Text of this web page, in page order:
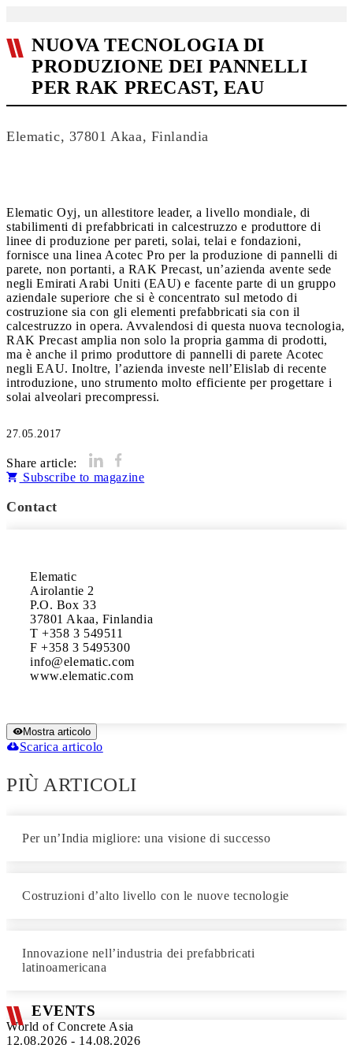
NUOVA TECNOLOGIA DI
PRODUZIONE DEI PANNELLI
PER RAK PRECAST, EAU
Elematic, 37801 Akaa, Finlandia
Elematic Oyj, un allestitore leader, a livello mondiale, di
stabilimenti di prefabbricati in calcestruzzo e produttore di
linee di produzione per pareti, solai, telai e fondazioni,
fornisce una linea Acotec Pro per la produzione di pannelli di
parete, non portanti, a RAK Precast, un’azienda avente sede
negli Emirati Arabi Uniti (EAU) e facente parte di un gruppo
aziendale superiore che si è concentrato sul metodo di
costruzione sia con gli elementi prefabbricati sia con il
calcestruzzo in opera. Avvalendosi di questa nuova tecnologia,
RAK Precast amplia non solo la propria gamma di prodotti,
ma è anche il primo produttore di pannelli di parete Acotec
negli EAU. Inoltre, l’azienda investe nell’Elislab di recente
introduzione, uno strumento molto efficiente per progettare i
solai alveolari precompressi.
27.05.2017
Share article:
Subscribe to magazine
Contact
Elematic
Airolantie 2
P.O. Box 33
37801 Akaa, Finlandia
T +358 3 549511
F +358 3 5495300
info@elematic.com
Mostra articolo
Scarica articolo
PIÙ ARTICOLI
Per un’India migliore: una visione di successo
Costruzioni d’alto livello con le nuove tecnologie
Innovazione nell’industria dei prefabbricati
latinoamericana
EVENTS
World of Concrete Asia
12.08.2026 - 14.08.2026